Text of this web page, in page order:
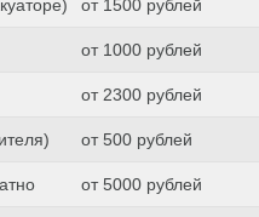
от 1500 рублей
от 1000 рублей
от 2300 рублей
от 500 рублей
от 5000 рублей